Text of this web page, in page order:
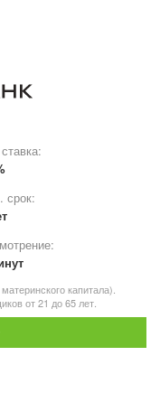
срок:
капитала).
от 21 до 65 лет.